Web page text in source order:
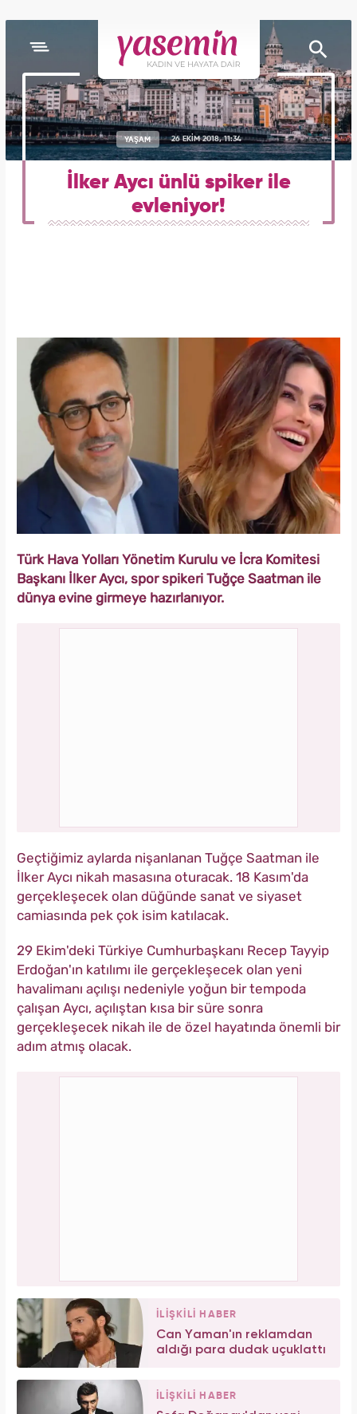
YAŞAM 26 EKİM 2018, 11:34
İlker Aycı ünlü spiker ile
evleniyor!
Türk Hava Yolları Yönetim Kurulu ve İcra Komitesi
Başkanı İlker Aycı, spor spikeri Tuğçe Saatman ile
dünya evine girmeye hazırlanıyor.
Geçtiğimiz aylarda nişanlanan Tuğçe Saatman ile
İlker Aycı nikah masasına oturacak. 18 Kasım'da
gerçekleşecek olan düğünde sanat ve siyaset
camiasında pek çok isim katılacak.
29 Ekim'deki Türkiye Cumhurbaşkanı Recep Tayyip
Erdoğan'ın katılımı ile gerçekleşecek olan yeni
havalimanı açılışı nedeniyle yoğun bir tempoda
çalışan Aycı, açılıştan kısa bir süre sonra
gerçekleşecek nikah ile de özel hayatında önemli bir
adım atmış olacak.
İLİŞKİLİ HABER
Can Yaman'ın reklamdan
aldığı para dudak uçuklattı
İLİŞKİLİ HABER